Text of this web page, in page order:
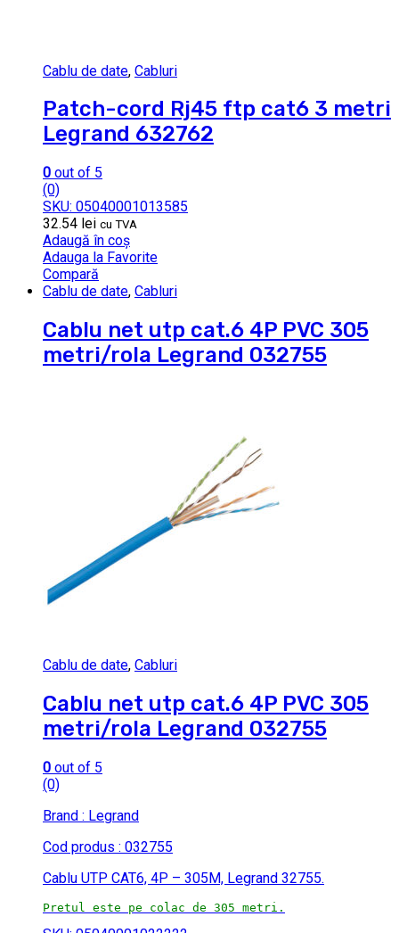
Cablu de date, Cabluri
Patch-cord Rj45 ftp cat6 3 metri
Legrand 632762
0 out of 5
(0)
SKU: 05040001013585
32.54 lei cu TVA
Adaugă în coș
Adauga la Favorite
Compară
Cablu de date, Cabluri
Cablu net utp cat.6 4P PVC 305
metri/rola Legrand 032755
Cablu de date, Cabluri
Cablu net utp cat.6 4P PVC 305
metri/rola Legrand 032755
0 out of 5
(0)
Brand : Legrand
Cod produs : 032755
Cablu UTP CAT6, 4P – 305M, Legrand 32755.
Pretul este pe colac de 305 metri.